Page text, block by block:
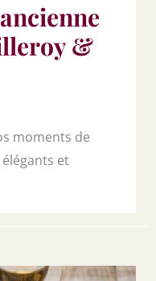
&
moments de
et